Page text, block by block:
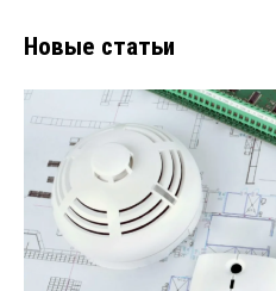
Новые статьи